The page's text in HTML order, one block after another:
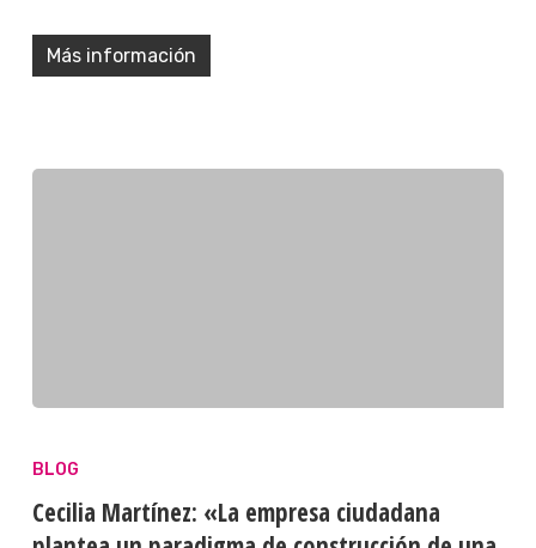
Más información
BLOG
Cecilia Martínez: «La empresa ciudadana